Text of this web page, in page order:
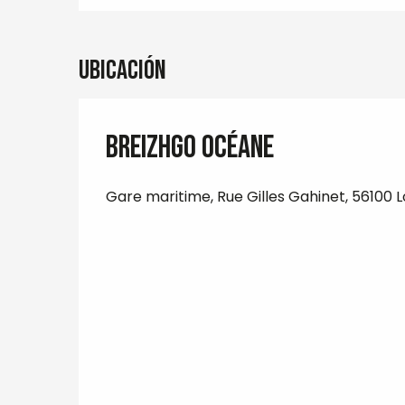
Ubicación
BreizhGo Océane
Gare maritime, Rue Gilles Gahinet, 56100